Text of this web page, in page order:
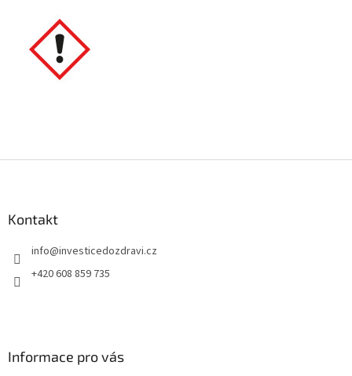
Kontakt
info@investicedozdravi.cz
+420 608 859 735
Informace pro vás